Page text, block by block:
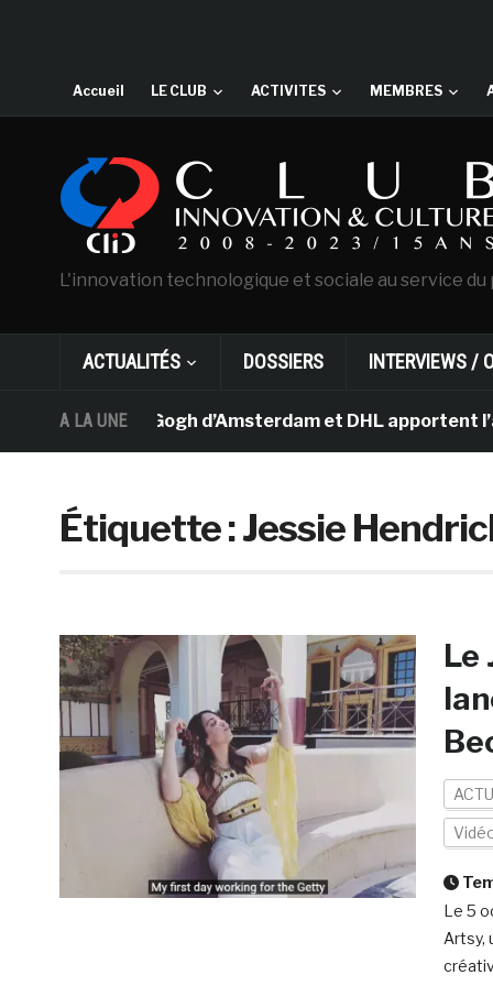
Accueil LE CLUB ACTIVITES MEMBRES
L'innovation technologique et sociale au service
ACTUALITÉS DOSSIERS INTERVIEWS /
A LA UNE
Van Gogh d’Amsterdam et DHL apportent l’art
Étiquette :Jessie
Le
Le 5
Artsy,